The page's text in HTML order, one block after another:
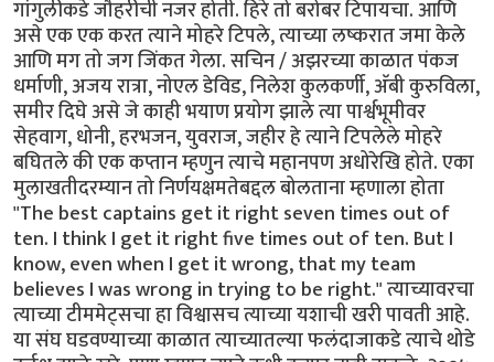
गांगुलीकडे जौहरीची नजर होती. हिरे तो बरोबर टिपायचा. आणि
असे एक एक करत त्याने मोहरे टिपले, त्याच्या लष्करात जमा केले
आणि मग तो जग जिंकत गेला. सचिन / अझरच्या काळात पंकज
धर्माणी, अजय रात्रा, नोएल डेविड, निलेश कुलकर्णी, अ‍ॅबी कुरुविला,
समीर दिघे असे जे काही भयाण प्रयोग झाले त्या पार्श्वभूमीवर
सेहवाग, धोनी, हरभजन, युवराज, जहीर हे त्याने टिपलेले मोहरे
बघितले की एक कप्तान म्हणुन त्याचे महानपण अधोरेखि होते. एका
मुलाखतीदरम्यान तो निर्णयक्षमतेबद्दल बोलताना म्हणाला होता
"The best captains get it right seven times out of
ten. I think I get it right five times out of ten. But I
know, even when I get it wrong, that my team
believes I was wrong in trying to be right." त्याच्यावरचा
त्याच्या टीममेट्सचा हा विश्वासच त्याच्या यशाची खरी पावती आहे.
या संघ घडवण्याच्या काळात त्याच्यातल्या फलंदाजाकडे त्याचे थोडे